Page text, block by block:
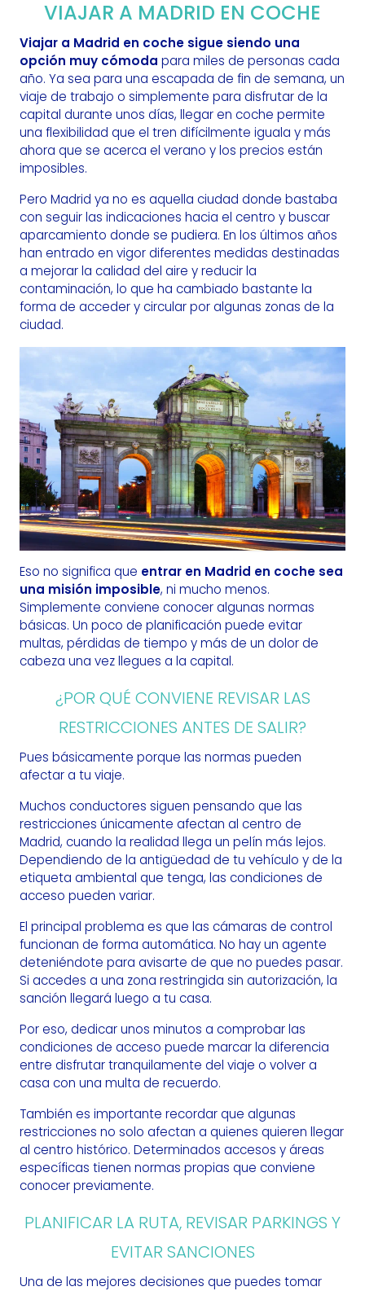
VIAJAR A MADRID EN COCHE
Viajar a Madrid en coche sigue siendo una
opción muy cómoda para miles de personas cada
año. Ya sea para una escapada de fin de semana, un
viaje de trabajo o simplemente para disfrutar de la
capital durante unos días, llegar en coche permite
una flexibilidad que el tren difícilmente iguala y más
ahora que se acerca el verano y los precios están
imposibles.
Pero Madrid ya no es aquella ciudad donde bastaba
con seguir las indicaciones hacia el centro y buscar
aparcamiento donde se pudiera. En los últimos años
han entrado en vigor diferentes medidas destinadas
a mejorar la calidad del aire y reducir la
contaminación, lo que ha cambiado bastante la
forma de acceder y circular por algunas zonas de la
ciudad.
Eso no significa que entrar en Madrid en coche sea
una misión imposible, ni mucho menos.
Simplemente conviene conocer algunas normas
básicas. Un poco de planificación puede evitar
multas, pérdidas de tiempo y más de un dolor de
cabeza una vez llegues a la capital.
¿POR QUÉ CONVIENE REVISAR LAS
RESTRICCIONES ANTES DE SALIR?
Pues básicamente porque las normas pueden
afectar a tu viaje.
Muchos conductores siguen pensando que las
restricciones únicamente afectan al centro de
Madrid, cuando la realidad llega un pelín más lejos.
Dependiendo de la antigüedad de tu vehículo y de la
etiqueta ambiental que tenga, las condiciones de
acceso pueden variar.
El principal problema es que las cámaras de control
funcionan de forma automática. No hay un agente
deteniéndote para avisarte de que no puedes pasar.
Si accedes a una zona restringida sin autorización, la
sanción llegará luego a tu casa.
Por eso, dedicar unos minutos a comprobar las
condiciones de acceso puede marcar la diferencia
entre disfrutar tranquilamente del viaje o volver a
casa con una multa de recuerdo.
También es importante recordar que algunas
restricciones no solo afectan a quienes quieren llegar
al centro histórico. Determinados accesos y áreas
específicas tienen normas propias que conviene
conocer previamente.
PLANIFICAR LA RUTA, REVISAR PARKINGS Y
EVITAR SANCIONES
Una de las mejores decisiones que puedes tomar